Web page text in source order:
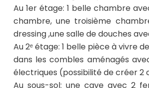
Au 1er étage: 1 belle chambre
chambre, une troisième
dressing ,une salle de douches
Au 2ᵉ étage: 1 belle pièce à vivre
dans les combles aménagés
électriques (possibilité de créer 2
Au sous-sol: une cave avec 2